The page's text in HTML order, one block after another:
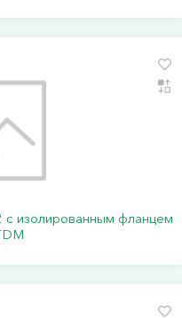
с изолированным фланцем